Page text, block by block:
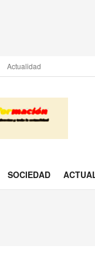
Actualidad
SOCIEDAD